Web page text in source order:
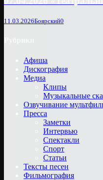
11.03.2026Боярский0
Афиша
Дискография
Медиа
Клипы
Музыкальные
Озвучивание
Пресса
Заметки
Интервью
Спектакли
Спорт
Статьи
Тексты песен
Фильмография